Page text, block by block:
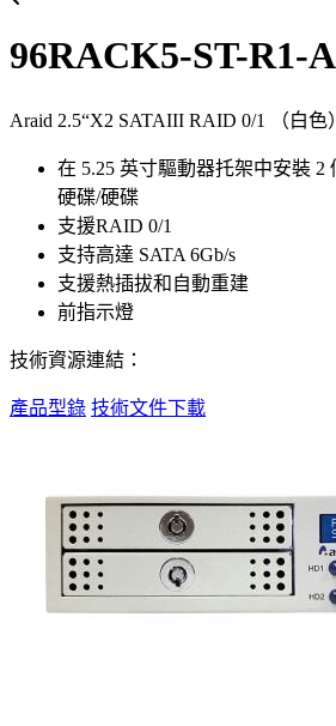
96RACK5-ST-R1-
Araid 2.5“X2 SATAIII RAID 0/1 （白色）
在 5.25 英寸驅動器托架中安裝 2
硬碟/硬碟
支援RAID 0/1
支持高達 SATA 6Gb/s
支援熱插拔和自動重建
前指示燈
技術資源連結：
產品型錄 技術文件下載